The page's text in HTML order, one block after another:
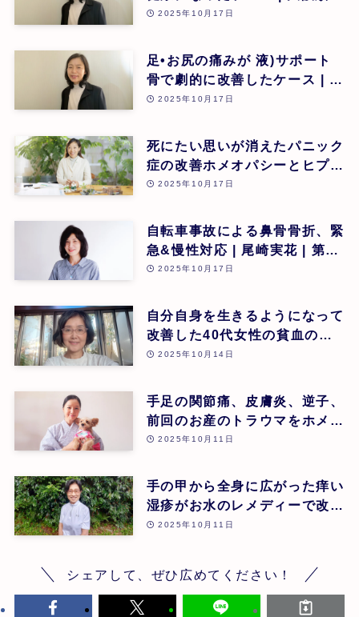
| 第26回
2025年10月17日
足•お尻の痛みが 液)サポート
骨で劇的に改善したケース | 大
阪順子 | 第26回
2025年10月17日
死にたい思いが消えたパニック
症の改善ホメオパシーとヒプノ
セラピー(催眠療法)の可能性 |
2025年10月17日
自転車事故による鼻骨骨折、緊
急&慢性対応 | 尾崎実花 | 第26
回2025年10月17日
自分自身を生きるようになって
改善した40代女性の貧血のケ
ース | 安藤久美子 | 第26回
2025年10月14日
手足の関節痛、皮膚炎、逆子、
前回のお産のトラウマをホメオ
パシーでケアし幸せなお産に至
回
2025年10月11日
手の甲から全身に広がった痒い
湿疹がお水のレメディーで改善
されたケース | 増田敬子 | 第
2025年10月11日
シェアして、ぜひ広めてください！